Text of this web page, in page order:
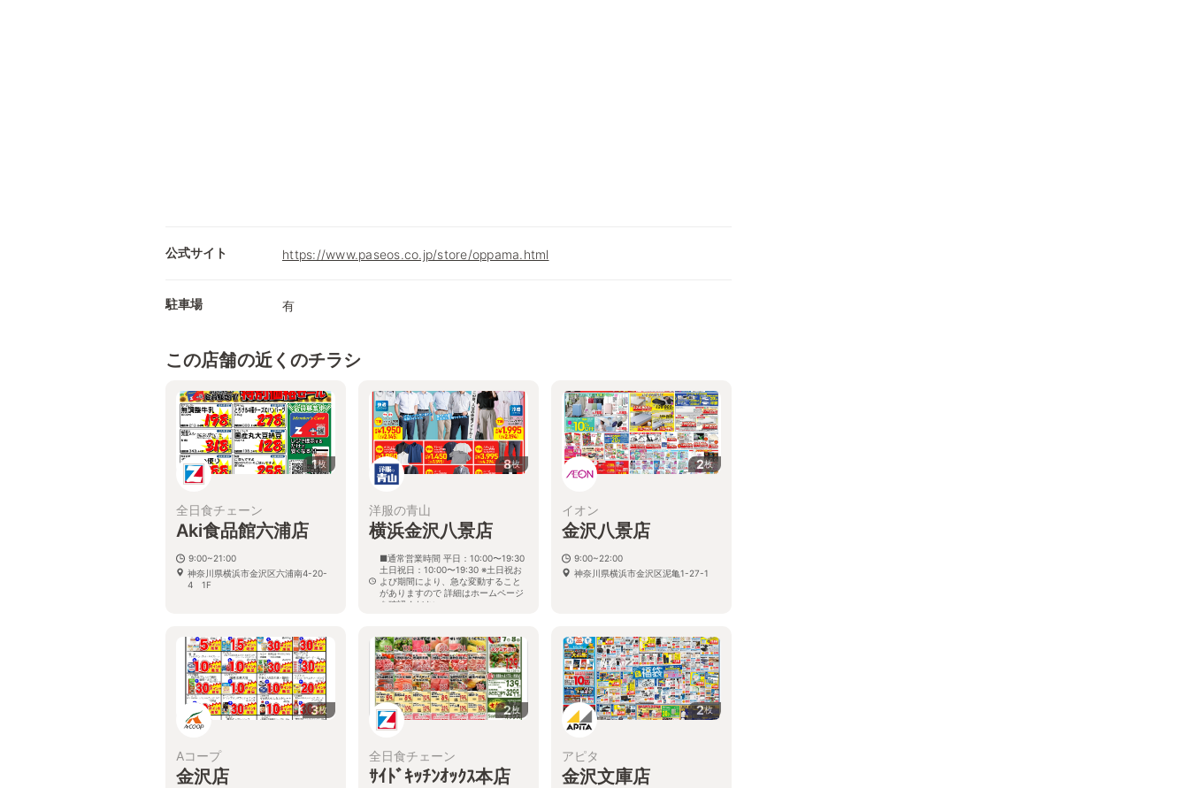
公式サイト https://www.paseos.co.jp/store/oppama.html
駐車場 有
この店舗の近くのチラシ
1枚
全日食チェーン
Aki食品館六浦店
9:00~21:00
神奈川県横浜市金沢区六浦南4-20-
4 1F
8枚
洋服の青山
横浜金沢八景店
■通常営業時間 平日：10:00〜19:30
土日祝日：10:00〜19:30 ※土日祝お
よび期間により、急な変動すること
がありますので 詳細はホームページ
を確認ください
2枚
イオン
金沢八景店
9:00~22:00
神奈川県横浜市金沢区泥亀1-27-1
3枚
Aコープ
金沢店
2枚
全日食チェーン
ｻｲﾄﾞｷｯﾁﾝｵｯｸｽ本店
2枚
アピタ
金沢文庫店